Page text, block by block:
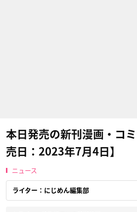
本日発売の新刊漫画・コ
売日：2023年7月4日】
ニュース
ライター：にじめん編集部